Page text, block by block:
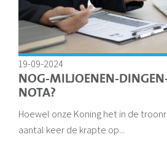
19-09-2024
NOG-MILJOENEN-
NOTA?
Hoewel onze Koning het in de
aantal keer de krapte op...